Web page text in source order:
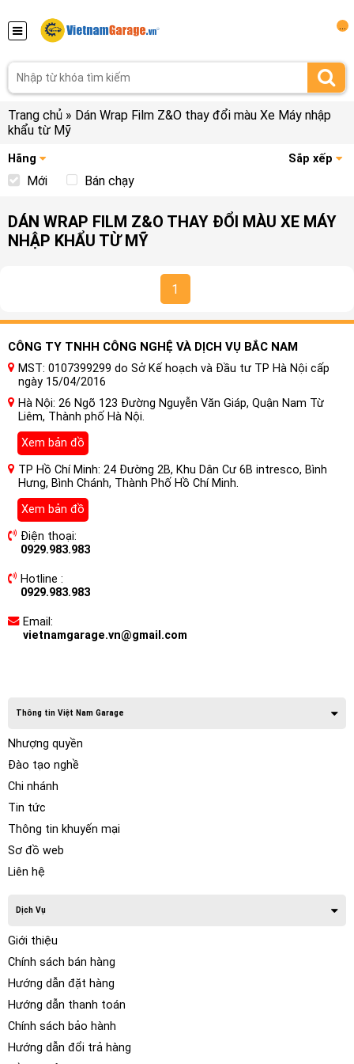
Trang chủ » Dán Wrap Film Z&O thay đổi màu Xe Máy nhập
khẩu từ Mỹ
Hãng Sắp xếp
Mới Bán chạy
DÁN WRAP FILM Z&O THAY ĐỔI MÀU XE MÁY
NHẬP KHẨU TỪ MỸ
1
CÔNG TY TNHH CÔNG NGHỆ VÀ DỊCH VỤ BẮC NAM
MST: 0107399299 do Sở Kế hoạch và Đầu tư TP Hà Nội cấp
ngày 15/04/2016
Hà Nội: 26 Ngõ 123 Đường Nguyễn Văn Giáp, Quận Nam Từ
Liêm, Thành phố Hà Nội.
Xem bản đồ
TP Hồ Chí Minh: 24 Đường 2B, Khu Dân Cư 6B intresco, Bình
Hưng, Bình Chánh, Thành Phố Hồ Chí Minh.
Xem bản đồ
Điện thoại:
0929.983.983
Hotline :
0929.983.983
Email:
vietnamgarage.vn@gmail.com
Thông tin Việt Nam Garage
Nhượng quyền
Đào tạo nghề
Chi nhánh
Tin tức
Thông tin khuyến mại
Sơ đồ web
Liên hệ
Dịch Vụ
Giới thiệu
Chính sách bán hàng
Hướng dẫn đặt hàng
Hướng dẫn thanh toán
Chính sách bảo hành
Hướng dẫn đổi trả hàng